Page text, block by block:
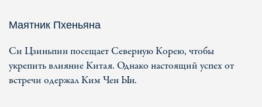
Маятник Пхеньяна
Си Цзиньпин посещает Северную Корею, чтобы
укрепить влияние Китая. Однако настоящий успех от
встречи одержал Ким Чен Ын.